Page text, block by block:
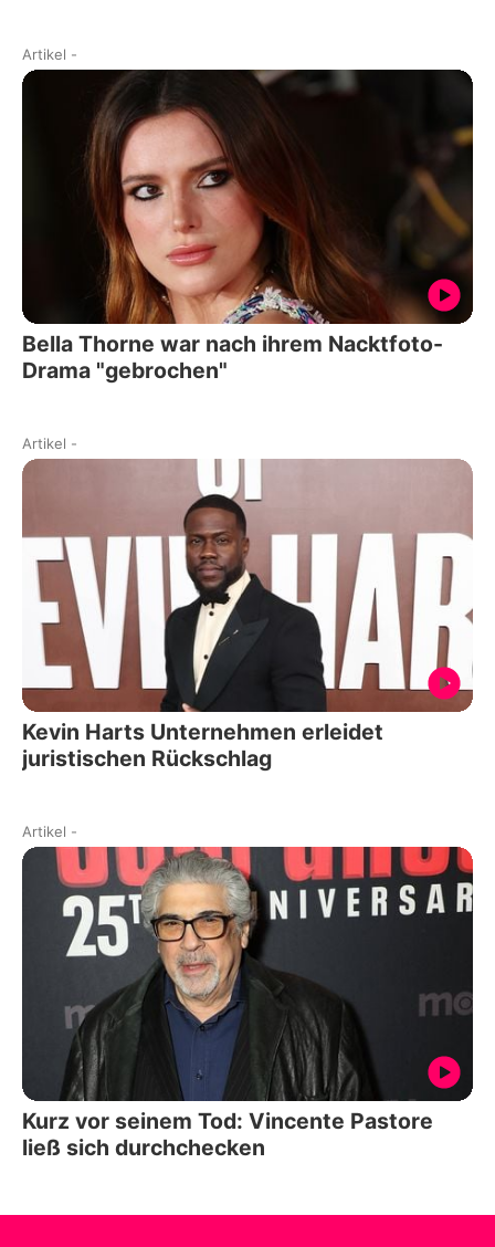
Artikel -
Bella Thorne war nach ihrem Nacktfoto-
Drama "gebrochen"
Artikel -
Kevin Harts Unternehmen erleidet
juristischen Rückschlag
Artikel -
Kurz vor seinem Tod: Vincente Pastore
ließ sich durchchecken